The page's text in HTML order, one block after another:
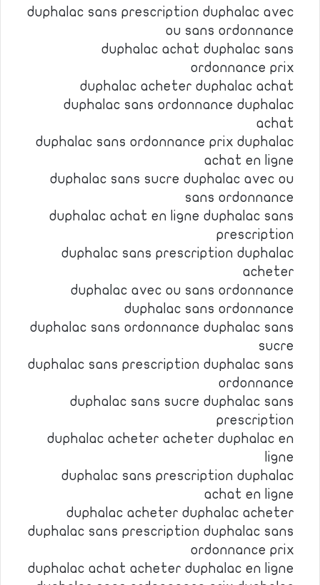
duphalac sans prescription duphalac avec
ou sans ordonnance
duphalac achat duphalac sans
ordonnance prix
duphalac acheter duphalac achat
duphalac sans ordonnance duphalac
achat
duphalac sans ordonnance prix duphalac
achat en ligne
duphalac sans sucre duphalac avec ou
sans ordonnance
duphalac achat en ligne duphalac sans
prescription
duphalac sans prescription duphalac
acheter
duphalac avec ou sans ordonnance
duphalac sans ordonnance
duphalac sans ordonnance duphalac sans
sucre
duphalac sans prescription duphalac sans
ordonnance
duphalac sans sucre duphalac sans
prescription
duphalac acheter acheter duphalac en
ligne
duphalac sans prescription duphalac
achat en ligne
duphalac acheter duphalac acheter
duphalac sans prescription duphalac sans
ordonnance prix
duphalac achat acheter duphalac en ligne